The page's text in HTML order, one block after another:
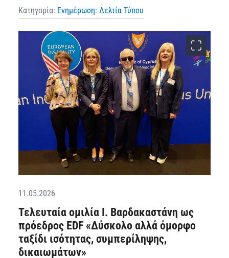
Κατηγορία: Ενημέρωση: Δελτία Τύπου
11.05.2026
Τελευταία ομιλία Ι. Βαρδακαστάνη ως
πρόεδρος EDF «Δύσκολο αλλά όμορφο
ταξίδι ισότητας, συμπερίληψης,
δικαιωμάτων»